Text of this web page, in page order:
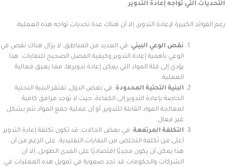
تواجه إعادة التدوير
الكبيرة لإعادة التدوير، إلا أن هناك عدة تحديات تواجه هذه العملية:
نقص الوعي البيئي: في العديد من المناطق، لا يزال هناك نقص في
الوعي بأهمية إعادة التدوير وكيفية الفصل الصحيح للنفايات. هذا
يؤدي إلى قلة المواد التي يمكن إعادة تدويرها، مما يعيق فعالية
البنية التحتية المحدودة: في بعض الدول، تفتقر البنية التحتية
الخاصة بإعادة التدوير إلى الكفاءة، حيث لا توجد مرافق كافية
لمعالجة المواد القابلة للتدوير، أو أن عملية جمع المواد تتم بشكل
التكلفة المرتفعة : في بعض الحالات، قد تكون تكلفة إعادة التدوير
أعلى من تكلفة التخلص من النفايات التقليدية. على الرغم من أن
هذا يمكن أن يكون مجديًا اقتصاديًا على المدى الطويل، إلا أن
الشركات والحكومات قد تجد صعوبة في تمويل هذه العمليات في